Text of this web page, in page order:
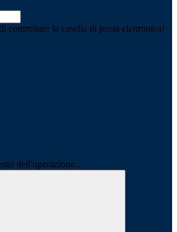
controllare la casella di posta elettronica!
dell'operazione...